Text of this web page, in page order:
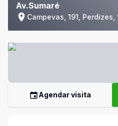
Av.Sumaré
Campevas, 191, Perdizes,
Agendar visita